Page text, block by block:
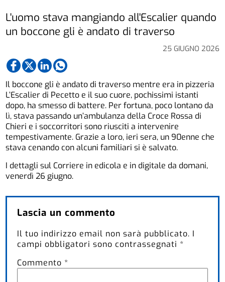
25 GIUGNO 2026
L'uomo stava mangiando all'Escalier quando
un boccone gli è andato di traverso
Il boccone gli è andato di traverso mentre era in pizzeria
L’Escalier di Pecetto e il suo cuore, pochissimi istanti
dopo, ha smesso di battere. Per fortuna, poco lontano da
lì, stava passando un’ambulanza della Croce Rossa di
Chieri e i soccorritori sono riusciti a intervenire
tempestivamente. Grazie a loro, ieri sera, un 90enne che
stava cenando con alcuni familiari si è salvato.
I dettagli sul Corriere in edicola e in digitale da domani,
venerdì 26 giugno.
Lascia un commento
Il tuo indirizzo email non sarà pubblicato. I
campi obbligatori sono contrassegnati *
Commento *